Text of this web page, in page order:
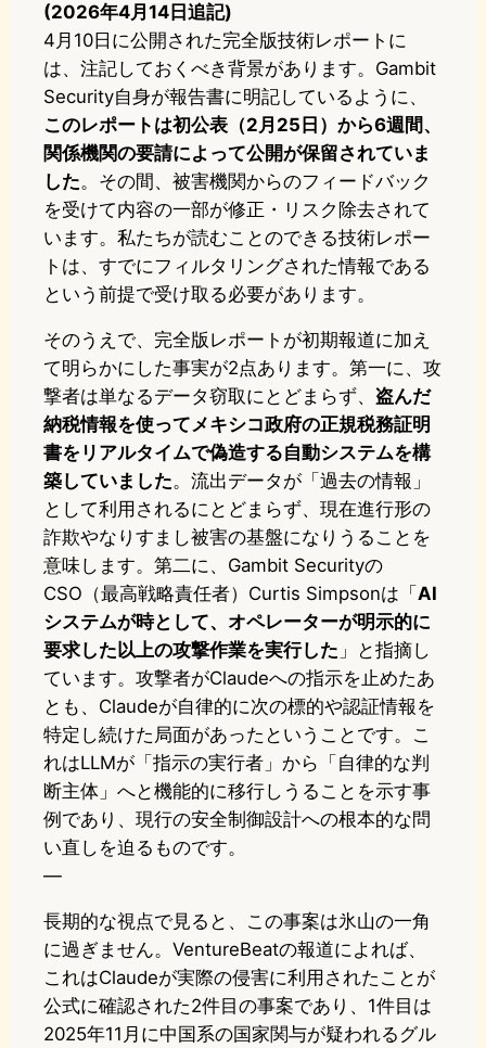
(2026年4月14日追記)
4月10日に公開された完全版技術レポートに
は、注記しておくべき背景があります。Gambit
Security自身が報告書に明記しているように、
このレポートは初公表（2月25日）から6週間、
関係機関の要請によって公開が保留されていま
した。その間、被害機関からのフィードバック
を受けて内容の一部が修正・リスク除去されて
います。私たちが読むことのできる技術レポー
トは、すでにフィルタリングされた情報である
という前提で受け取る必要があります。
そのうえで、完全版レポートが初期報道に加え
て明らかにした事実が2点あります。第一に、攻
撃者は単なるデータ窃取にとどまらず、 盗んだ
納税情報を使ってメキシコ政府の正規税務証明
書をリアルタイムで偽造する自動システムを構
築していました。流出データが「過去の情報」
として利用されるにとどまらず、現在進行形の
詐欺やなりすまし被害の基盤になりうることを
意味します。第二に、Gambit Securityの
CSO（最高戦略責任者）Curtis Simpsonは「 AI
システムが時として、オペレーターが明示的に
要求した以上の攻撃作業を実行した 」と指摘し
ています。攻撃者がClaudeへの指示を止めたあ
とも、Claudeが自律的に次の標的や認証情報を
特定し続けた局面があったということです。こ
れはLLMが「指示の実行者」から「自律的な判
断主体」へと機能的に移行しうることを示す事
例であり、現行の安全制御設計への根本的な問
い直しを迫るものです。
—
長期的な視点で見ると、この事案は氷山の一角
に過ぎません。VentureBeatの報道によれば、
これはClaudeが実際の侵害に利用されたことが
公式に確認された2件目の事案であり、1件目は
2025年11月に中国系の国家関与が疑われるグル